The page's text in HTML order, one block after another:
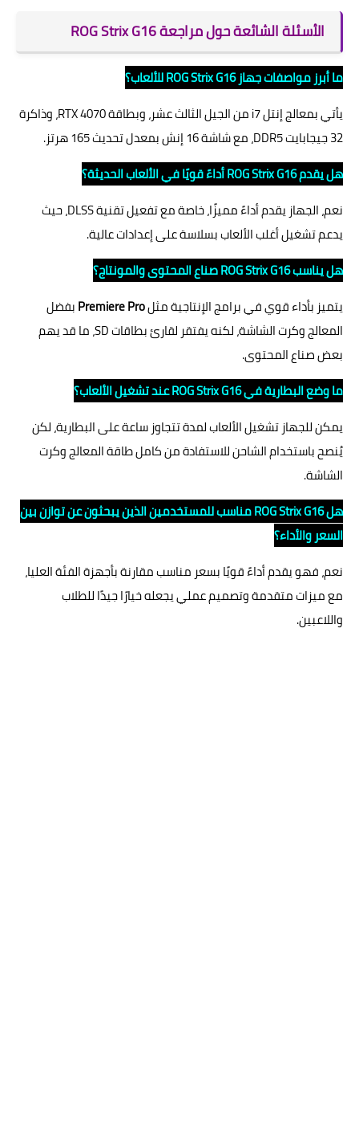
الأسئلة الشائعة حول مراجعة ROG Strix G16
ما أبرز مواصفات جهاز ROG Strix G16 للألعاب؟
يأتي بمعالج إنتل i7 من الجيل الثالث عشر، وبطاقة RTX 4070، وذاكرة
32 جيجابايت DDR5، مع شاشة 16 إنش بمعدل تحديث 165 هرتز.
هل يقدم ROG Strix G16 أداءً قويًا في الألعاب الحديثة؟
نعم، الجهاز يقدم أداءً مميزًا، خاصة مع تفعيل تقنية DLSS، حيث
يدعم تشغيل أغلب الألعاب بسلاسة على إعدادات عالية.
هل يناسب ROG Strix G16 صناع المحتوى والمونتاج؟
يتميز بأداء قوي في برامج الإنتاجية مثلPremiere Proبفضل
المعالج وكرت الشاشة، لكنه يفتقر لقارئ بطاقات SD، ما قد يهم
بعض صناع المحتوى.
ما وضع البطارية في ROG Strix G16 عند تشغيل الألعاب؟
يمكن للجهاز تشغيل الألعاب لمدة تتجاوز ساعة على البطارية، لكن
يُنصح باستخدام الشاحن للاستفادة من كامل طاقة المعالج وكرت
الشاشة.
هل ROG Strix G16 مناسب للمستخدمين الذين يبحثون عن توازن بين
السعر والأداء؟
نعم، فهو يقدم أداءً قويًا بسعر مناسب مقارنة بأجهزة الفئة العليا،
مع ميزات متقدمة وتصميم عملي يجعله خيارًا جيدًا للطلاب
واللاعبين.